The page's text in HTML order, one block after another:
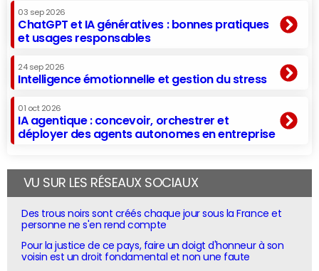
03 sep 2026
ChatGPT et IA génératives : bonnes pratiques
et usages responsables
24 sep 2026
Intelligence émotionnelle et gestion du stress
01 oct 2026
IA agentique : concevoir, orchestrer et
déployer des agents autonomes en entreprise
VU SUR LES RÉSEAUX SOCIAUX
Des trous noirs sont créés chaque jour sous la France et
personne ne s'en rend compte
Pour la justice de ce pays, faire un doigt d'honneur à son
voisin est un droit fondamental et non une faute